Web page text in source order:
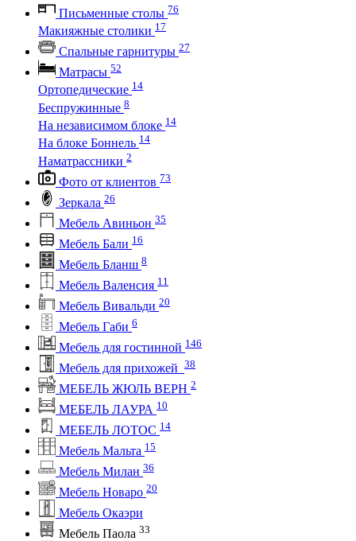
Письменные столы 76
Макияжные столики 17
Спальные гарнитуры 27
Матрасы 52
Ортопедические 14
Беспружинные 8
На независимом блоке 14
На блоке Боннель 14
Наматрассники 2
Фото от клиентов 73
Зеркала 26
Мебель Авиньон 35
Мебель Бали 16
Мебель Бланш 8
Мебель Валенсия 11
Мебель Вивальди 20
Мебель Габи 6
Мебель для гостинной 146
Мебель для прихожей 38
МЕБЕЛЬ ЖЮЛЬ ВЕРН 2
МЕБЕЛЬ ЛАУРА 10
МЕБЕЛЬ ЛОТОС 14
Мебель Мальта 15
Мебель Милан 36
Мебель Новаро 20
Мебель Окаэри
Мебель Паола 33